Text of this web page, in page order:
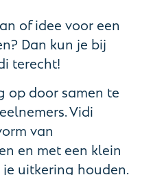
of idee voor een
Dan kun je bij
terecht!
op door samen te
Vidi
van
en met een klein
uitkering houden.